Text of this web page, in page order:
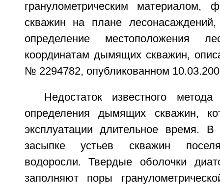
гранулометрическим материалом,
скважин на плане
определение местоположения
координатам дымящих скважин,
№ 2294782, опубликованном
Недостаток известного
определения дымящих скважин,
эксплуатации длительное время. В
засыпке устьев скважин
водоросли. Твердые оболочки
заполняют поры